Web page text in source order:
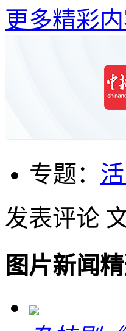
更多精彩
专题：
发表评论
图片新闻精